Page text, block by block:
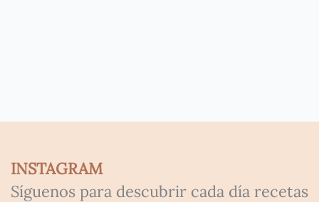
INSTAGRAM
Síguenos para descubrir cada día recetas